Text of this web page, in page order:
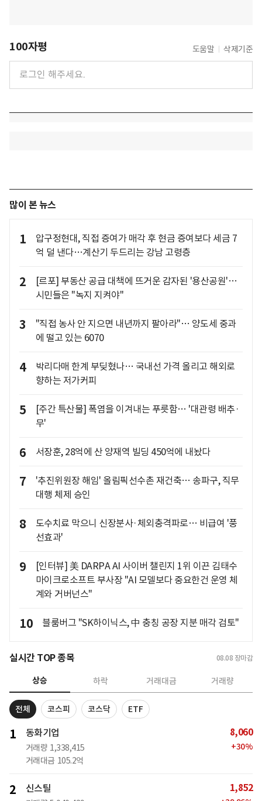
100자평 도움말 삭제기준
많이 본 뉴스
1
압구정현대, 직접 증여가 매각 후 현금 증여보다 세금 7
억 덜 낸다…계산기 두드리는 강남 고령층
2
[르포] 부동산 공급 대책에 뜨거운 감자된 '용산공원'…
시민들은 "녹지 지켜야"
3
"직접 농사 안 지으면 내년까지 팔아라"… 양도세 중과
에 떨고 있는 6070
4
박리다매 한계 부딪혔나… 국내선 가격 올리고 해외로
향하는 저가커피
5
[주간 특산물] 폭염을 이겨내는 푸릇함… '대관령 배추·
무'
6 서장훈, 28억에 산 양재역 빌딩 450억에 내놨다
7
'추진위원장 해임' 올림픽선수촌 재건축… 송파구, 직무
대행 체제 승인
8
도수치료 막으니 신장분사·체외충격파로… 비급여 '풍
선효과'
9
[인터뷰] 美 DARPA AI 사이버 챌린지 1위 이끈 김태수
마이크로소프트 부사장 "AI 모델보다 중요한건 운영 체
계와 거버넌스"
10 블룸버그 "SK하이닉스, 中 충칭 공장 지분 매각 검토"
실시간 TOP 종목 08.08 장마감
상승 하락 거래대금 거래량
전체 코스피 코스닥 ETF
1 동화기업
거래량 1,338,415
거래대금 105.2억
8,060
+30%
2 신스틸 1,852